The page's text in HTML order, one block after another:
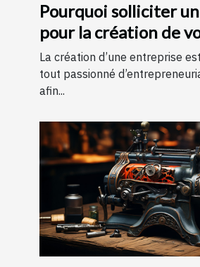
Pourquoi solliciter
pour la création de
entreprise ?
La création d’une entreprise
tout passionné
afin...